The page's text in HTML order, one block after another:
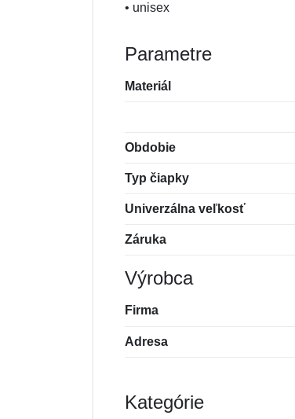
• unisex
Parametre
Materiál
Obdobie
Typ čiapky
Univerzálna veľkosť
Záruka
Výrobca
Firma
Adresa
Kategórie